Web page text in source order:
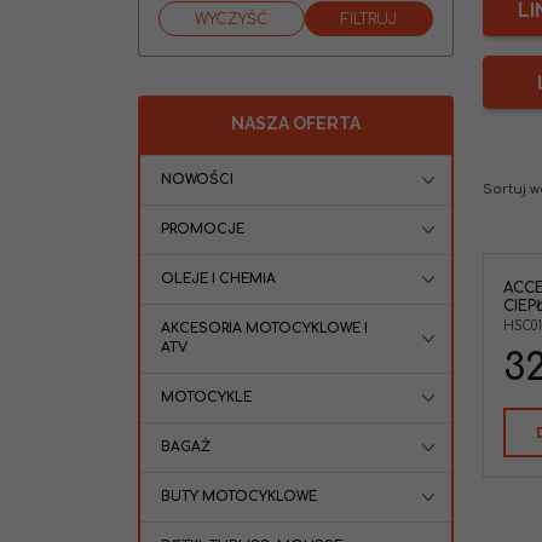
Sortuj
WR250450 KX250F KX450F RMZ250
RMZ450 CRF250 CRF450 SXF250
Typ Pojazdu
KTM,SUZUKI,HONDA,KAWASAKI,YAM
NASZA OFERTA
NOWOŚCI
PROMOCJE
OLEJE I CHEMIA
AKCESORIA MOTOCYKLOWE I
ATV
MOTOCYKLE
BAGAŻ
BUTY MOTOCYKLOWE